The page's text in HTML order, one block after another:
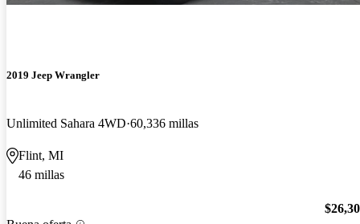
2019 Jeep Wrangler
Unlimited Sahara 4WD 60,336 millas
Flint, MI
46 millas